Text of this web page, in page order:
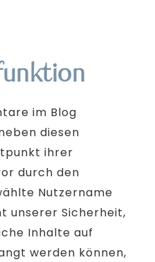
im Blog
diesen
ihrer
durch den
Nutzername
unserer Sicherheit,
Inhalte auf
werden können,